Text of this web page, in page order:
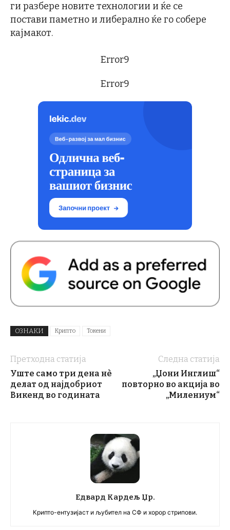
ги разбере новите технологии и ќе се
постави паметно и либерално ќе го собере
кајмакот.
Error9
Error9
ОЗНАКИ Крипто Токени
Претходна статија
Уште само три дена нѐ
делат од најдобриот
Викенд во годината
Следна статија
„Џони Инглиш“
повторно во акција во
„Милениум“
Едвард Кардељ Џр.
Крипто-ентузијаст и љубител на СФ и хорор стрипови.